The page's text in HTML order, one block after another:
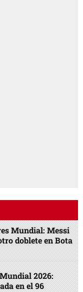
Mundial: Messi
doblete en Bota
2026:
en el 96